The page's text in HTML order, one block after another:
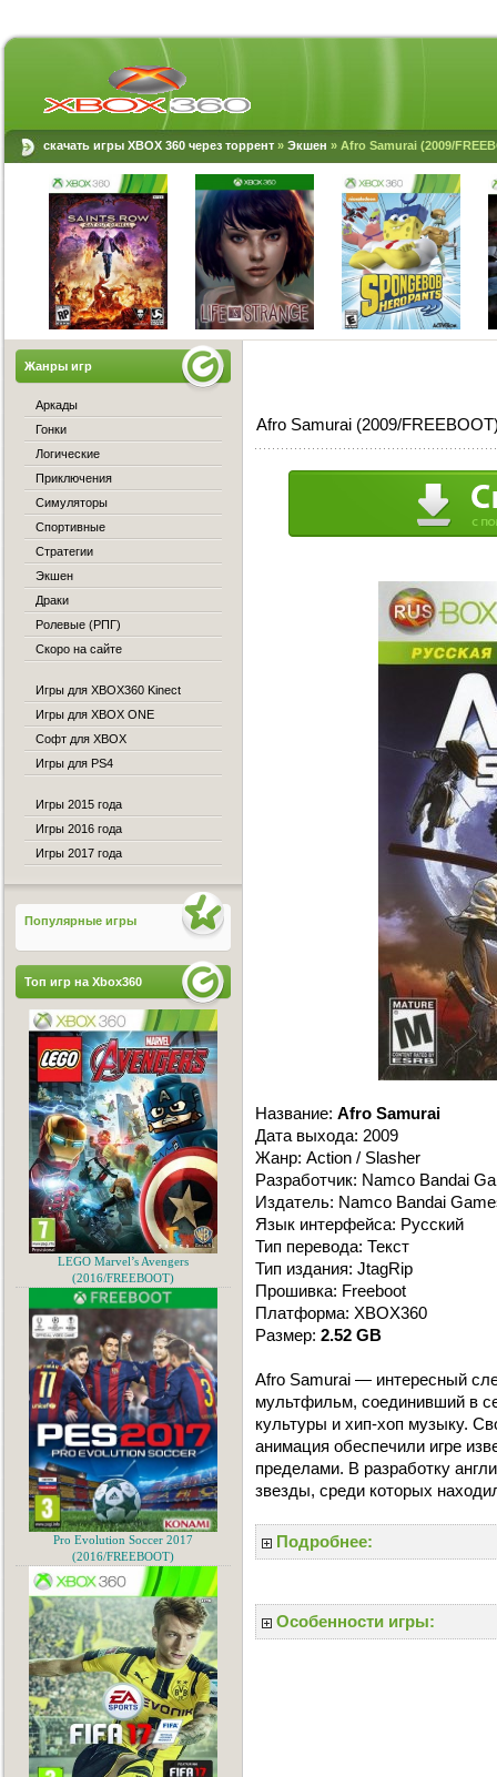
скачать игры XBOX 360 через торрент » Экшен » Afro Samurai (2009/
Afro Samurai (2009/
Название: Afro Samurai
Дата выхода: 2009
Жанр: Action / Slasher
Разработчик: Namco Bandai
Издатель: Namco Bandai
Язык интерфейса: Русский
Тип перевода: Текст
Тип издания: JtagRip
Прошивка: Freeboot
Платформа: XBOX360
Размер: 2.52 GB
Afro Samurai — интересный
мультфильм, соединивший в
культуры и хип-хоп музыку.
анимация обеспечили игре
пределами. В разработку
звезды, среди которых
Подробнее:
Особенности игры:
Жанры игр
Аркады
Гонки
Логические
Приключения
Симуляторы
Спортивные
Стратегии
Экшен
Драки
Ролевые (РПГ)
Скоро на сайте
Игры для XBOX360 Kinect
Игры для XBOX ONE
Софт для XBOX
Игры для PS4
Игры 2015 года
Игры 2016 года
Игры 2017 года
Популярные игры
Топ игр на Xbox360
LEGO Marvel’s Avengers
(2016/FREEBOOT)
Pro Evolution Soccer 2017
(2016/FREEBOOT)